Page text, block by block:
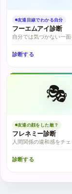
友達目線でわかる自分
フーエムアイ診断
自分では気づかない一面
診断する
🎭
友達の顔をした敵？
フレネミー診断
人間関係の違和感をチェ
診断する